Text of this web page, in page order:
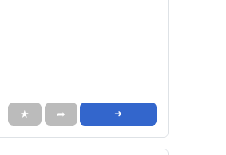
★ ➦ ➜